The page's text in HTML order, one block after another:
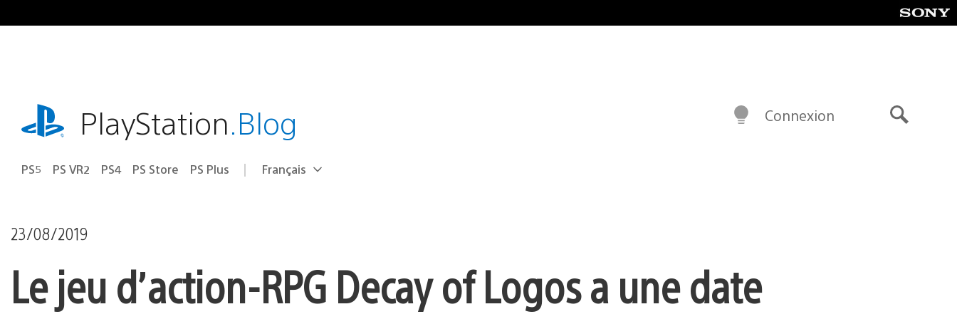
au
playstation.comPlayStation.Blog
PS5 PS VR2 PS4 PS Store PS Plus Choisir
Région
Français
Connexion
23/08/2019
Le jeu d’action-RPG Decay of Logos a une date